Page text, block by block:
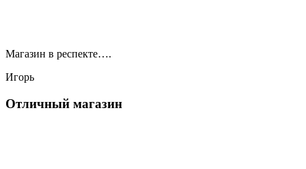
Магазин в респекте….
Игорь
Отличный магазин